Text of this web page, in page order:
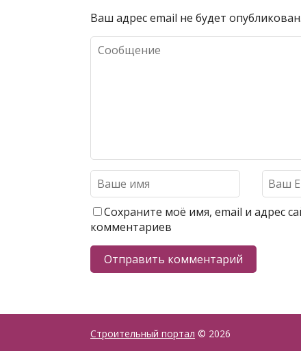
Ваш адрес email не будет опубликован.
Сохраните моё имя, email и адрес
комментариев
Строительный портал © 2026